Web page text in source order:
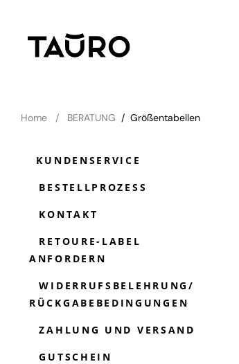
Home BERATUNG / Größentabellen
KUNDENSERVICE
BESTELLPROZESS
KONTAKT
RETOURE-LABEL
ANFORDERN
WIDERRUFSBELEHRUNG/
RÜCKGABEBEDINGUNGEN
ZAHLUNG UND VERSAND
GUTSCHEIN